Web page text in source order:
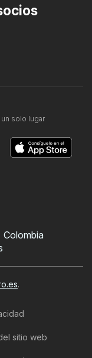
solo lugar
Colombia
.
sitio web